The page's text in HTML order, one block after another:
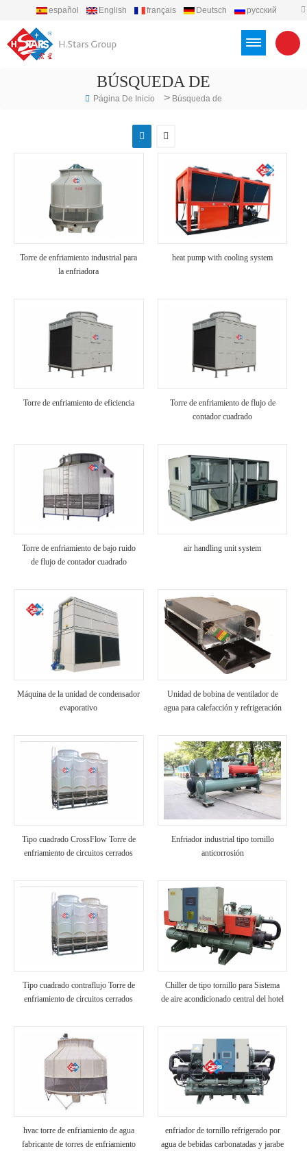
español English français Deutsch
русский
BÚSQUEDA DE
Página De Inicio > Búsqueda de
Torre de enfriamiento industrial para
la enfriadora
heat pump with cooling system
Torre de enfriamiento de eficiencia
Torre de enfriamiento de flujo de
contador cuadrado
Torre de enfriamiento de bajo ruido
de flujo de contador cuadrado
air handling unit system
Máquina de la unidad de condensador
evaporativo
Unidad de bobina de ventilador de
agua para calefacción y refrigeración
Tipo cuadrado CrossFlow Torre de
enfriamiento de circuitos cerrados
Enfriador industrial tipo tornillo
anticorrosión
Tipo cuadrado contraflujo Torre de
enfriamiento de circuitos cerrados
Chiller de tipo tornillo para Sistema
de aire acondicionado central del hotel
hvac torre de enfriamiento de agua
fabricante de torres de enfriamiento
enfriador de tornillo refrigerado por
agua de bebidas carbonatadas y jarabe